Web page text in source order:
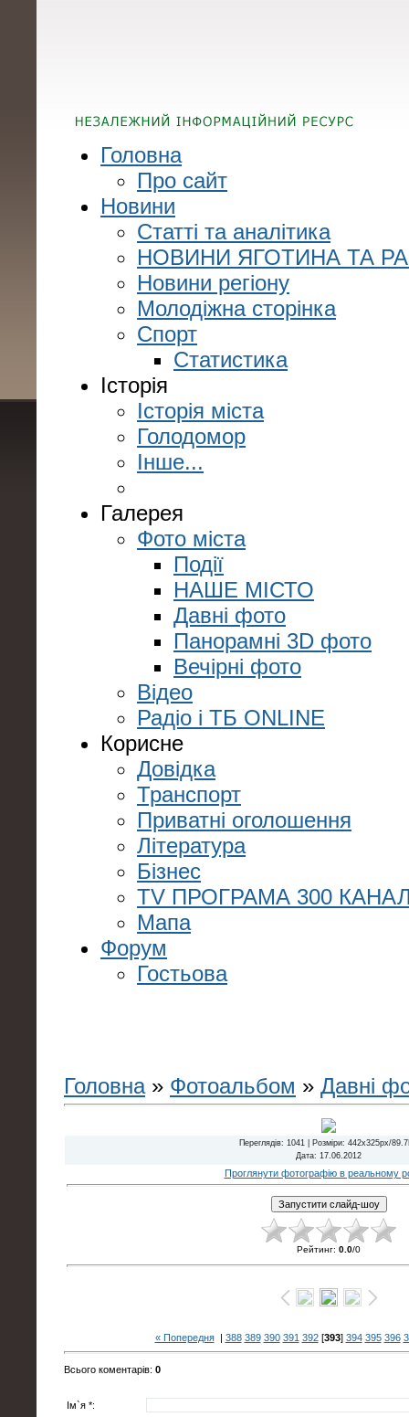
Головна
Про сайт
Новини
Статті та аналітика
НОВИНИ ЯГОТИНА ТА
Новини регіону
Молодіжна сторінка
Спорт
Статистика
Історія
Історія міста
Голодомор
Інше...
Галерея
Фото міста
Події
НАШЕ МІСТО
Давні фото
Панорамні 3D фото
Вечірні фото
Відео
Радіо і ТБ ONLINE
Корисне
Довідка
Транспорт
Приватні оголошення
Література
Бізнес
TV ПРОГРАМА 300
Мапа
Форум
Гостьова
Головна» Фотоальбом » Давні
Переглядів: 1041 | Розміри: 442x325px/
Дата: 17.06.2012
Проглянути фотографію в реальному
Рейтинг: 0.0/0
« Попередня| 388 389 390 391 392[393] 394 395 396
Всього коментарів: 0
Ім`я *: